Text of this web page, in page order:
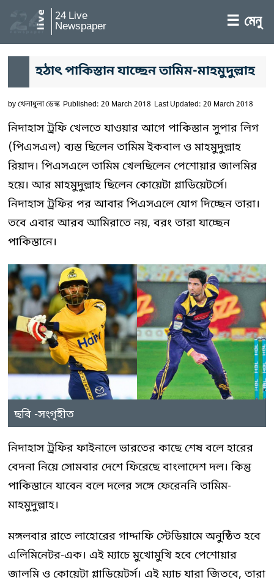
24 Live
Newspaper ☰ মেনু
হঠাৎ পাকিস্তান যাচ্ছেন তামিম-মাহমুদুল্লাহ
byখেলাধুলা ডেস্ক Published: 20 March 2018 Last Updated: 20 March 2018
নিদাহাস ট্রফি খেলতে যাওয়ার আগে পাকিস্তান সুপার লিগ
(পিএসএল) ব্যস্ত ছিলেন তামিম ইকবাল ও মাহমুদুল্লাহ
রিয়াদ। পিএসএলে তামিম খেলছিলেন পেশোয়ার জালমির
হয়ে। আর মাহমুদুল্লাহ ছিলেন কোয়েটা গ্লাডিয়েটর্সে।
নিদাহাস ট্রফির পর আবার পিএসএলে যোগ দিচ্ছেন তারা।
তবে এবার আরব আমিরাতে নয়, বরং তারা যাচ্ছেন
পাকিস্তানে।
ছবি -সংগৃহীত
নিদাহাস ট্রফির ফাইনালে ভারতের কাছে শেষ বলে হারের
বেদনা নিয়ে সোমবার দেশে ফিরেছে বাংলাদেশ দল। কিন্তু
পাকিস্তানে যাবেন বলে দলের সঙ্গে ফেরেননি তামিম-
মাহমুদুল্লাহ।
মঙ্গলবার রাতে লাহোরের গাদ্দাফি স্টেডিয়ামে অনুষ্ঠিত হবে
এলিমিনেটর-এক। এই ম্যাচে মুখোমুখি হবে পেশোয়ার
জালমি ও কোয়েটা গ্লাডিয়েটর্স। এই ম্যাচ যারা জিতবে, তারা